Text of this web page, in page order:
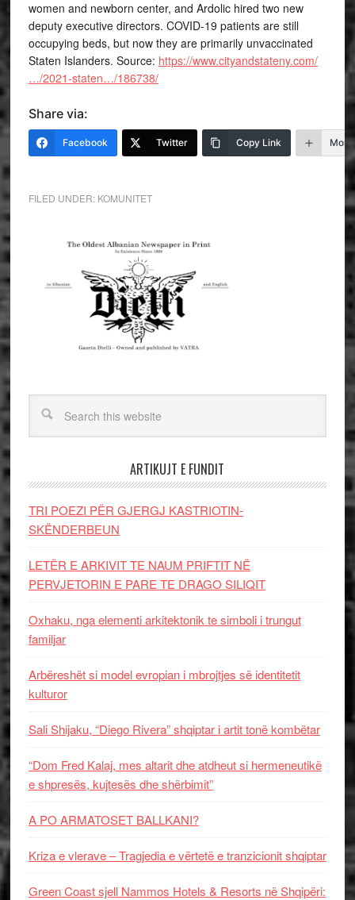
women and newborn center, and Ardolic hired two new
deputy executive directors. COVID-19 patients are still
occupying beds, but now they are primarily unvaccinated
Staten Islanders. Source: https://www.cityandstateny.com/
…/2021-staten…/186738/
Share via:
Facebook Twitter Copy Link More
FILED UNDER: KOMUNITET
ARTIKUJT E FUNDIT
TRI POEZI PËR GJERGJ KASTRIOTIN-
SKËNDERBEUN
LETËR E ARKIVIT TE NAUM PRIFTIT NË
PERVJETORIN E PARE TE DRAGO SILIQIT
Oxhaku, nga elementi arkitektonik te simboli i trungut
familjar
Arbëreshët si model evropian i mbrojtjes së identitetit
kulturor
Sali Shijaku, “Diego Rivera” shqiptar i artit tonë kombëtar
“Dom Fred Kalaj, mes altarit dhe atdheut si hermeneutikë
e shpresës, kujtesës dhe shërbimit”
A PO ARMATOSET BALLKANI?
Kriza e vlerave – Tragjedia e vërtetë e tranzicionit shqiptar
Green Coast sjell Nammos Hotels & Resorts në Shqipëri: